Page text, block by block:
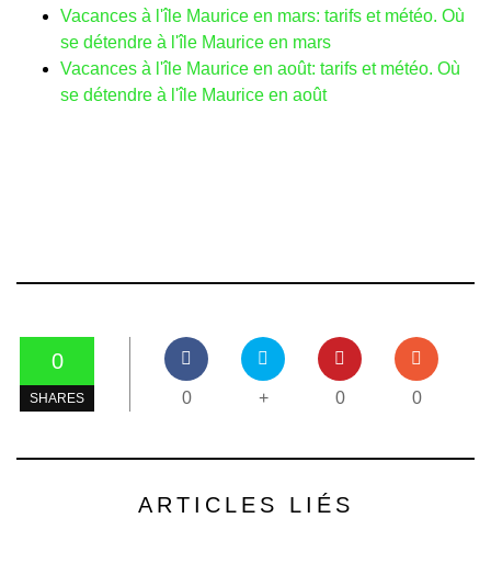
Vacances à l'île Maurice en mars: tarifs et météo. Où
se détendre à l'île Maurice en mars
Vacances à l'île Maurice en août: tarifs et météo. Où
se détendre à l'île Maurice en août
0
SHARES 0 + 0 0
ARTICLES LIÉS